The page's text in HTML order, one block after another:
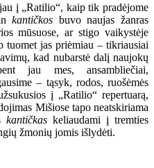
į „Ratilio“, kaip tik pradėjome
kantičkos buvo naujas žanras
mūsuose, ar stigo vaikystėje
tuomet jas priėmiau – tikriausiai
kad nubarstė dalį naujokų
jau mes, ansambliečiai,
– tąsyk, rodos, ruošėmės
į „Ratilio“ repertuarą,
Mišiose tapo neatskiriama
kantičkas keliaudami į tremties
žmonių jomis išlydėti.